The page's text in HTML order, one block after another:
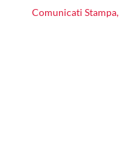
Comunicati Stampa,